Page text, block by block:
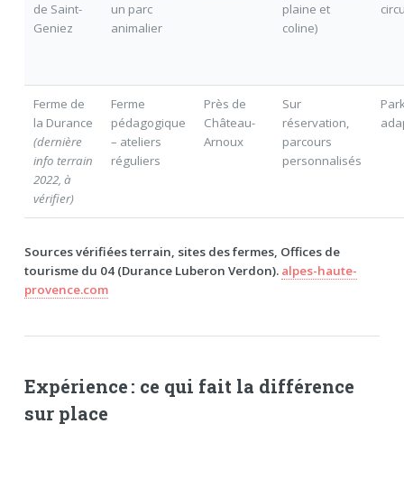
de Saint-
Geniez
un parc
animalier
plaine et
coline)
Ferme de
la Durance
(dernière
info terrain
2022, à
vérifier)
Ferme
pédagogique
– ateliers
réguliers
Près de
Château-
Arnoux
Sur
réservation,
parcours
personnalisés
Sources vérifiées terrain, sites des fermes, Offices de
tourisme du 04 (Durance Luberon Verdon). alpes-haute-
provence.com
Expérience : ce qui fait la différence
sur place